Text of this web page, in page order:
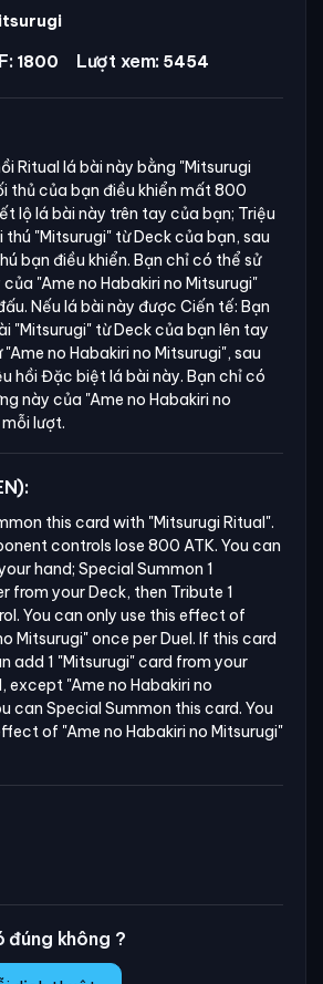
1800 Lượt xem: 5454
Ritual lá bài này bằng "Mitsurugi
thủ của bạn điều khiển mất 800
lộ lá bài này trên tay của bạn; Triệu
thú "Mitsurugi" từ Deck của bạn, sau
bạn điều khiển. Bạn chỉ có thể sử
của "Ame no Habakiri no Mitsurugi"
Nếu lá bài này được Ciến tế: Bạn
"Mitsurugi" từ Deck của bạn lên tay
"Ame no Habakiri no Mitsurugi", sau
hồi Đặc biệt lá bài này. Bạn chỉ có
này của "Ame no Habakiri no
lượt.
this card with "Mitsurugi Ritual".
controls lose 800 ATK. You can
hand; Special Summon 1
from your Deck, then Tribute 1
You can only use this effect of
Mitsurugi" once per Duel. If this card
add 1 "Mitsurugi" card from your
except "Ame no Habakiri no
can Special Summon this card. You
of "Ame no Habakiri no Mitsurugi"
đúng không ?